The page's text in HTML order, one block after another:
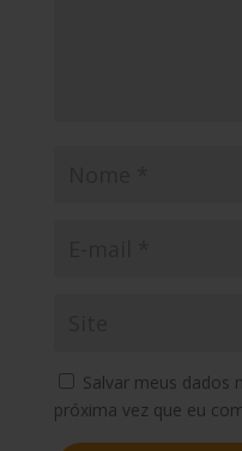
Salvar meus dados
próxima vez que eu